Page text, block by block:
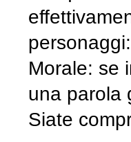
Morale: se
una parola
Siate